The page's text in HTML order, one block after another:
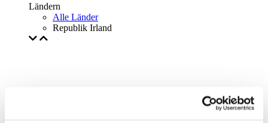
Ländern
Alle Länder
Republik Irland